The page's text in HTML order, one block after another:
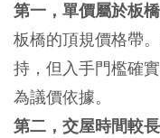
第一，單價屬於板
板橋的頂規價格帶
持，但入手門檻確
為議價依據。
第二，交屋時間較長